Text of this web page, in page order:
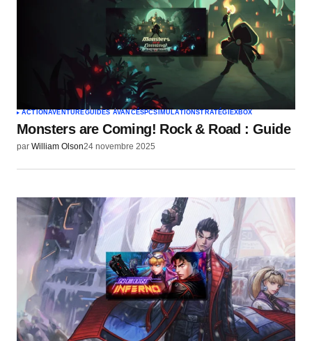
ACTIONAVENTUREGUIDES AVANCÉS PCSIMULATIONSTRATÉGIEXBOX
Monsters are Coming! Rock & Road : Guide
par William Olson24 novembre 2025